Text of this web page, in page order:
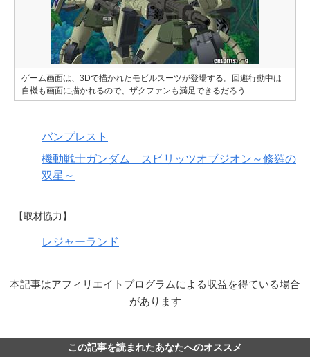
ゲーム画面は、3Dで描かれたモビルスーツが登場する。回避行動中は
自機も画面に描かれるので、ザクファンも満足できるだろう
バンプレスト
機動戦士ガンダム スピリッツオブジオン～修羅の
双星～
【取材協力】
レジャーランド
本記事はアフィリエイトプログラムによる収益を得ている場合
があります
この記事を読まれたあなたへのオススメ